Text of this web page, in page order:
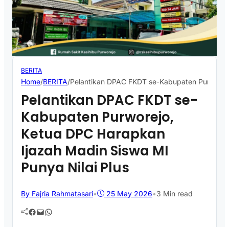
BERITA
Home/BERITA/Pelantikan DPAC FKDT se-Kabupaten
Pelantikan DPAC FKDT se-
Kabupaten Purworejo,
Ketua DPC Harapkan
Ijazah Madin Siswa MI
Punya Nilai Plus
By Fajria Rahmatasari• 25 May 2026•3 Min read
Facebook Mail WhatsApp